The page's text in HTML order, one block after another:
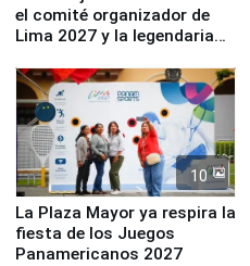
el comité organizador de
Lima 2027 y la legendaria
10
La Plaza Mayor ya respira la
fiesta de los Juegos
Panamericanos 2027